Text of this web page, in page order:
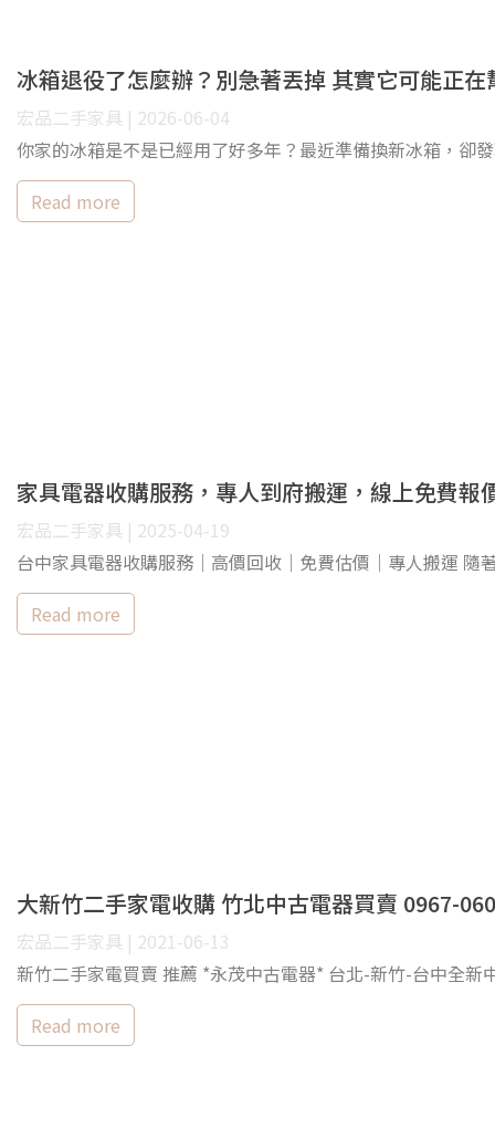
冰箱退役了怎麼辦？別急著丟掉 其實它可能正
宏品二手家具 | 2026-06-04
你家的冰箱是不是已經用了好多年？最近準備換新冰箱，卻
Read more
家具電器收購服務，專人到府搬運，線上免費報
宏品二手家具 | 2025-04-19
台中家具電器收購服務｜高價回收｜免費估價｜專人搬運
Read more
大新竹二手家電收購 竹北中古電器買賣 0967-
宏品二手家具 | 2021-06-13
新竹二手家電買賣 推薦 *永茂中古電器* 台北-新竹-台中全
Read more